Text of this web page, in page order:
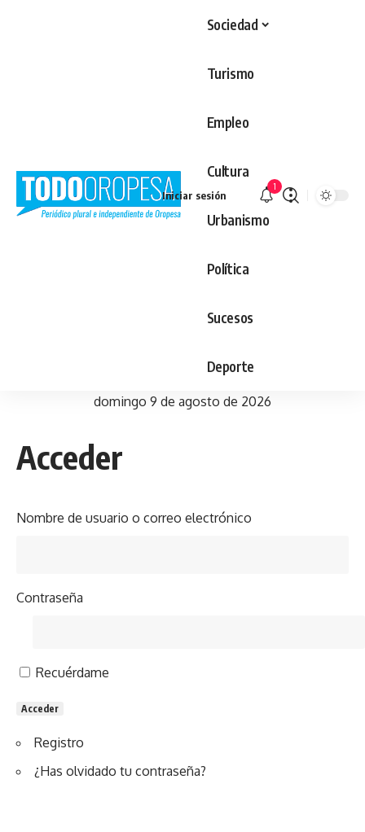
Sociedad
Turismo
Empleo
Cultura
Urbanismo
Política
Sucesos
Deporte
Iniciar sesión
1
domingo 9 de agosto de 2026
Acceder
Nombre de usuario o correo electrónico
Contraseña
Recuérdame
Acceder
Registro
¿Has olvidado tu contraseña?